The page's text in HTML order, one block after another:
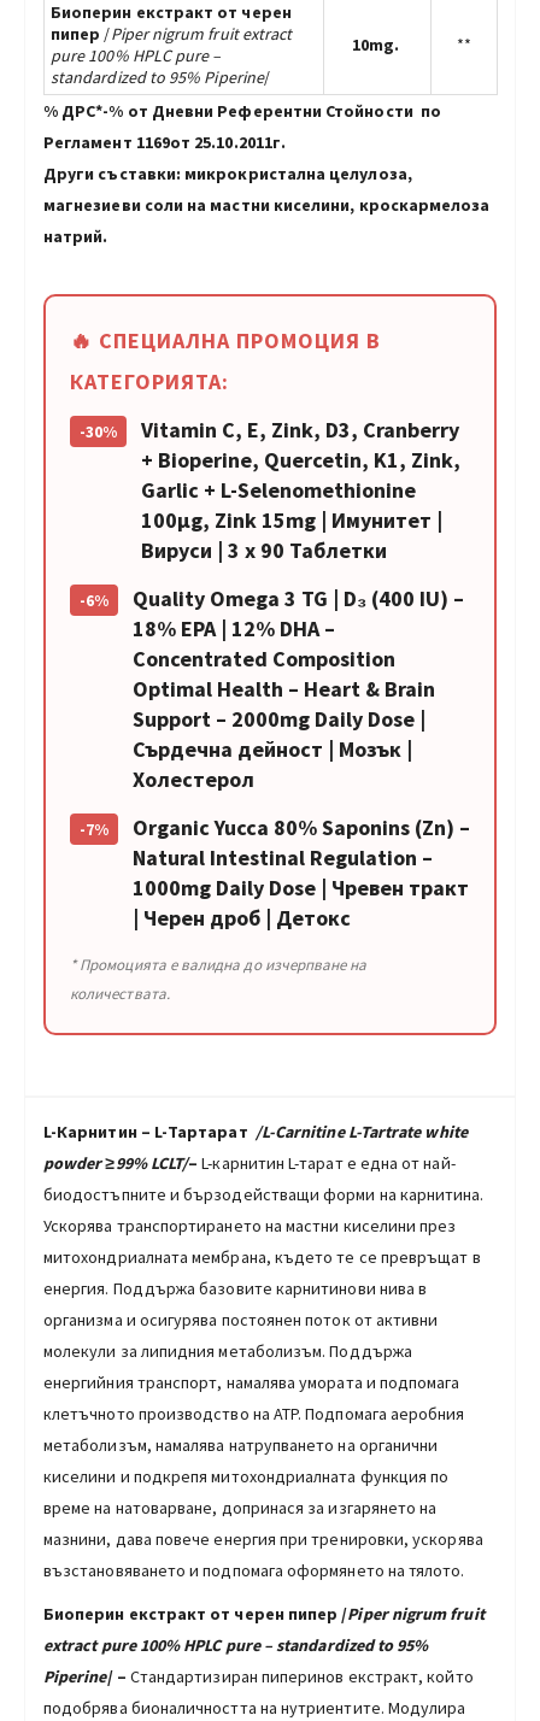
Биоперин екстракт от черен
пипер /Piper nigrum fruit extract
pure 100% HPLC pure –
standardized to 95% Piperine/
10mg. **
% ДРС*-% от Дневни Референтни Стойности по
Регламент 1169от 25.10.2011г.
Други съставки: микрокристална целулоза,
магнезиеви соли на мастни киселини, кроскармелоза
натрий.
🔥 СПЕЦИАЛНА ПРОМОЦИЯ В
КАТЕГОРИЯТА:
-30%
Vitamin C, E, Zink, D3, Cranberry
+ Bioperine, Quercetin, K1, Zink,
Garlic + L-Selenomethionine
100µg, Zink 15mg | Имунитет |
Вируси | 3 х 90 Таблетки
-6%
Quality Omega 3 TG | D₃ (400 IU) –
18% ЕРА | 12% DHA –
Concentrated Composition
Optimal Health – Heart & Brain
Support – 2000mg Daily Dose |
Сърдечна дейност | Мозък |
Холестерол
-7%
Organic Yucca 80% Saponins (Zn) –
Natural Intestinal Regulation –
1000mg Daily Dose | Чревен тракт
| Черен дроб | Детокс
* Промоцията е валидна до изчерпване на
количествата.
L-Карнитин – L-Тартарат /L-Carnitine L-Tartrate white
powder ≥99% LCLT/–L-карнитин L-тарат е една от най-
биодостъпните и бързодействащи форми на карнитина.
Ускорява транспортирането на мастни киселини през
митохондриалната мембрана, където те се превръщат в
енергия. Поддържа базовите карнитинови нива в
организма и осигурява постоянен поток от активни
молекули за липидния метаболизъм. Поддържа
енергийния транспорт, намалява умората и подпомага
клетъчното производство на ATP. Подпомага аеробния
метаболизъм, намалява натрупването на органични
киселини и подкрепя митохондриалната функция по
време на натоварване, допринася за изгарянето на
мазнини, дава повече енергия при тренировки, ускорява
възстановяването и подпомага оформянето на тялото.
Биоперин екстракт от черен пипер /Piper nigrum fruit
extract pure 100% HPLC pure – standardized to 95%
Piperine/ – Стандартизиран пиперинов екстракт, който
подобрява бионаличността на нутриентите. Модулира